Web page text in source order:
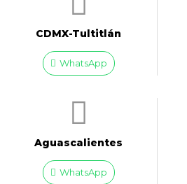
CDMX-Tultitlán
WhatsApp
Aguascalientes
WhatsApp